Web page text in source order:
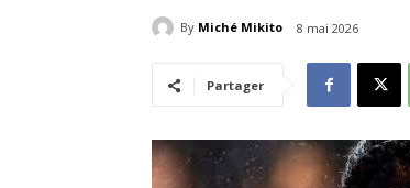
By Miché Mikito 8 mai 2026
Partager